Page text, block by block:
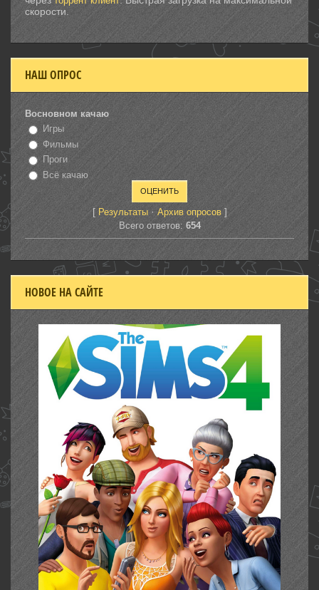
скорости.
НАШ ОПРОС
Восновном качаю
Игры
Фильмы
Проги
Всё качаю
[ Результаты· Архив опросов]
Всего ответов: 654
НОВОЕ НА САЙТЕ